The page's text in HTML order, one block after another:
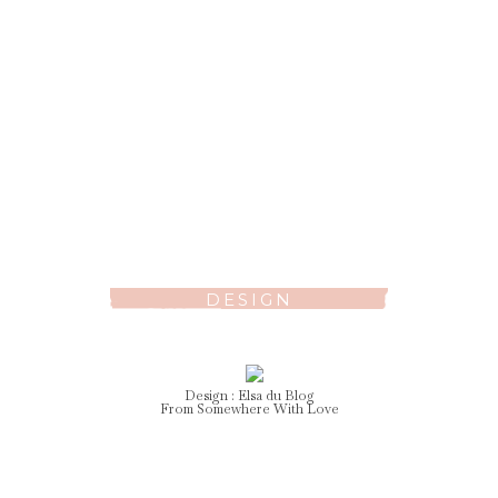
DESIGN
Design : Elsadu Blog
From Somewhere With Love